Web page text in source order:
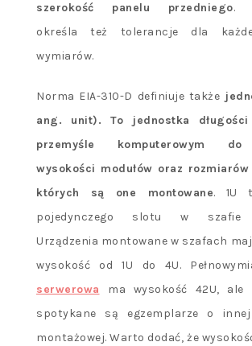
szerokość panelu przedniego.
określa też tolerancje dla
wymiarów.
Norma EIA-310-D definiuje także
ang. unit). To jednostka
przemyśle komputerowym do
wysokości modułów oraz
których są one montowane. 1U
pojedynczego slotu w szafie
Urządzenia montowane w szafach
wysokość od 1U do 4U.
serwerowa
ma wysokość 42U, ale
spotykane są egzemplarze o
montażowej. Warto dodać, że